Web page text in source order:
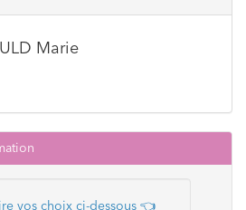
Marie
vos choix ci-dessous 👈